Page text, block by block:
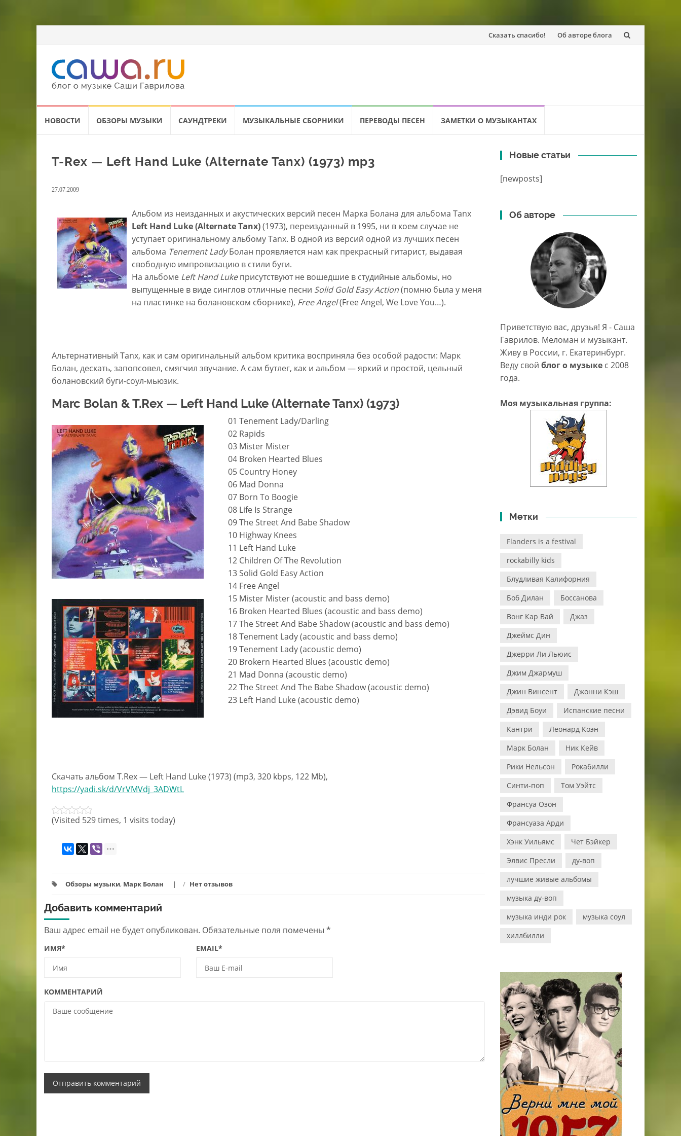
Перейти
Сказать спасибо! Об авторе блога
НОВОСТИ ОБЗОРЫ МУЗЫКИ САУНДТРЕКИ МУЗЫКАЛЬНЫЕ СБОРНИКИ ПЕРЕВОДЫ ПЕСЕН ЗАМЕТКИ О МУЗЫКАНТАХ
T-Rex — Left Hand Luke (Alternate Tanx) (1973) mp3
27.07.2009
Альбом из неизданных и акустических версий песен Марка Болана для альбома Tanx
Left Hand Luke (Alternate Tanx)(1973), переизданный в 1995, ни в коем случае не
уступает оригинальному альбому Tanx. В одной из версий одной из лучших песен
альбома Tenement LadyБолан проявляется нам как прекрасный гитарист, выдавая
свободную импровизацию в стили буги.
На альбоме Left Hand Lukeприсутствуют не вошедшие в студийные альбомы, но
выпущенные в виде синглов отличные песни Solid Gold Easy Action(помню была у меня
на пластинке на болановском сборнике), Free Angel(Free Angel, We Love You…).
Альтернативный Tanx, как и сам оригинальный альбом критика восприняла без особой радости: Марк
Болан, дескать, запопсовел, смягчил звучание. А сам бутлег, как и альбом — яркий и простой, цельный
болановский буги-соул-мьюзик.
Marc Bolan & T.Rex — Left Hand Luke (Alternate Tanx) (1973)
01 Tenement Lady/Darling
02 Rapids
03 Mister Mister
04 Broken Hearted Blues
05 Country Honey
06 Mad Donna
07 Born To Boogie
08 Life Is Strange
09 The Street And Babe Shadow
10 Highway Knees
11 Left Hand Luke
12 Children Of The Revolution
13 Solid Gold Easy Action
14 Free Angel
15 Mister Mister (acoustic and bass demo)
16 Broken Hearted Blues (acoustic and bass demo)
17 The Street And Babe Shadow (acoustic and bass demo)
18 Tenement Lady (acoustic and bass demo)
19 Tenement Lady (acoustic demo)
20 Brokern Hearted Blues (acoustic demo)
21 Mad Donna (acoustic demo)
22 The Street And The Babe Shadow (acoustic demo)
23 Left Hand Luke (acoustic demo)
Скачать альбом T.Rex — Left Hand Luke (1973) (mp3, 320 kbps, 122 Mb),
https://yadi.sk/d/VrVMVdj_3ADWtL
(Visited 529 times, 1 visits today)
Обзоры музыки, Марк Болан / Нет отзывов
Добавить комментарий
Ваш адрес email не будет опубликован. Обязательные поля помечены *
ИМЯ* EMAIL*
КОММЕНТАРИЙ
Новые статьи
[newposts]
Об авторе
Приветствую вас, друзья! Я - Саша
Гаврилов. Меломан и музыкант.
Живу в России, г. Екатеринбург.
Веду свой блог о музыке c 2008
года.
Моя музыкальная группа:
Метки
Flanders is a festival
rockabilly kids
Блудливая Калифорния
Боб Дилан
Боссанова
Вонг Кар Вай
Джаз
Джеймс Дин
Джерри Ли Льюис
Джим Джармуш
Джин Винсент
Джонни Кэш
Дэвид Боуи
Испанские песни
Кантри
Леонард Коэн
Марк Болан
Ник Кейв
Рики Нельсон
Рокабилли
Синти-поп
Том Уэйтс
Франсуа Озон
Франсуаза Арди
Хэнк Уильямс
Чет Бэйкер
Элвис Пресли
ду-воп
лучшие живые альбомы
музыка ду-воп
музыка инди рок
музыка соул
хиллбилли